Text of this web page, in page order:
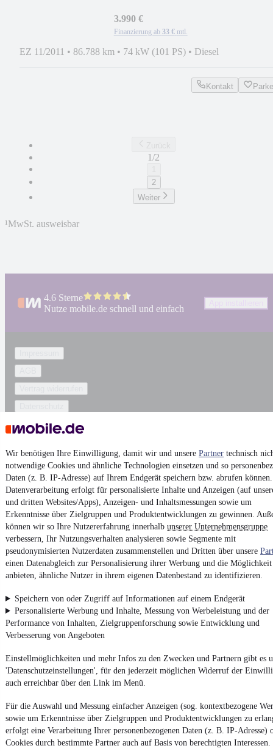
Wir benötigen Ihre Einwilligung, damit wir und unsere Partner technisch
notwendige Cookies und ähnliche Technologien einsetzen und so
Daten (z. B. IP-Adresse) auf Ihrem Endgerät speichern bzw. abrufen
Datenverarbeitung erfolgt für personalisierte Inhalte und Anzeigen (auf
und dritten Websites/Apps), Anzeigen- und Inhaltsmessungen sowie um
Erkenntnisse über Zielgruppen und Produktentwicklungen zu gewinnen.
können wir so Ihre Nutzererfahrung innerhalb unserer Unternehmensgruppe
verbessern, Ihr Nutzungsverhalten analysieren sowie Segmente mit
pseudonymisierten Nutzerdaten zusammenstellen und Dritten über unsere
einen Datenabgleich zur Personalisierung ihrer Werbung und die Möglichkeit
anbieten, ähnliche Nutzer in ihrem eigenen Datenbestand zu identifizieren.
Speichern von oder Zugriff auf Informationen auf einem Endgerät
Personalisierte Werbung und Inhalte, Messung von Werbeleistung und der
Performance von Inhalten, Zielgruppenforschung sowie Entwicklung und
Verbesserung von Angeboten
Einstellmöglichkeiten und mehr Infos zu den Zwecken und Partnern gibt es
'Datenschutzeinstellungen', für den jederzeit möglichen Widerruf der
auch erreichbar über den Link im Menü.
Für die Auswahl und Messung einfacher Anzeigen (sog. kontextbezogene
sowie um Erkenntnisse über Zielgruppen und Produktentwicklungen zu
erfolgt eine Verarbeitung Ihrer personenbezogenen Daten (z. B. IP-Adresse)
Cookies durch bestimmte Partner auch auf Basis von berechtigten Interessen.
3.990 €
Finanzierung ab 33 € mtl.
EZ 11/2011 • 86.788 km • 74 kW (101 PS) • Diesel
Kontakt
1/2
2
Weiter
¹MwSt. ausweisbar
4.6 Sterne
Nutze mobile.de schnell und einfach
Datenschutzeinstellungen
Report Security Vulnerability (English)
Powered by
Noch mehrneue Autosunterschiedlicher Marken, auch als
Leasing-Angebote, gibt es bei mobile.de